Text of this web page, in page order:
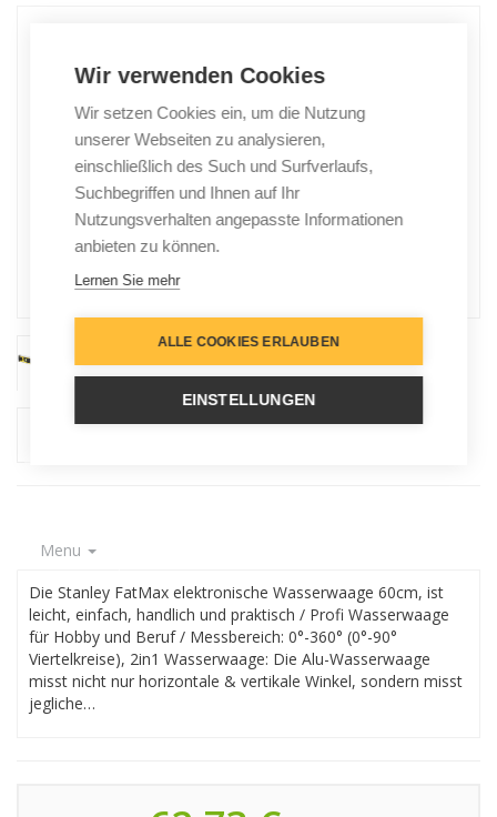
Menu
Die Stanley FatMax elektronische Wasserwaage 60cm, ist
leicht, einfach, handlich und praktisch / Profi Wasserwaage
für Hobby und Beruf / Messbereich: 0°-360° (0°-90°
Viertelkreise), 2in1 Wasserwaage: Die Alu-Wasserwaage
misst nicht nur horizontale & vertikale Winkel, sondern misst
jegliche…
Wir verwenden Cookies
Wir setzen Cookies ein, um die Nutzung
unserer Webseiten zu analysieren,
einschließlich des Such und Surfverlaufs,
Suchbegriffen und Ihnen auf Ihr
Nutzungsverhalten angepasste Informationen
anbieten zu können.
Lernen Sie mehr
ALLE COOKIES ERLAUBEN
EINSTELLUNGEN